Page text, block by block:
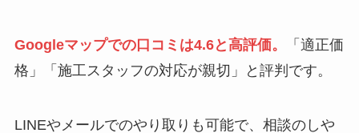
Googleマップでの口コミは4.6と高評価。
「適正価
格」「施工スタッフの対応が親切」と評判です。
LINEやメールでのやり取りも可能で、相談のしや